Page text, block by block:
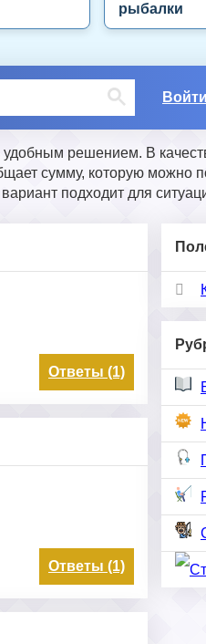
рыбалки
Войти
удобным решением. В
сумму, которую можно
подходит для
Ответы (1)
Ответы (1)